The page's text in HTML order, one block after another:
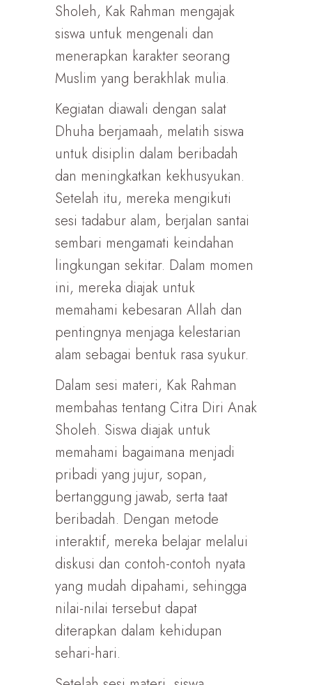
Sholeh, Kak Rahman mengajak
siswa untuk mengenali dan
menerapkan karakter seorang
Muslim yang berakhlak mulia.
Kegiatan diawali dengan salat
Dhuha berjamaah, melatih siswa
untuk disiplin dalam beribadah
dan meningkatkan kekhusyukan.
Setelah itu, mereka mengikuti
sesi tadabur alam, berjalan santai
sembari mengamati keindahan
lingkungan sekitar. Dalam momen
ini, mereka diajak untuk
memahami kebesaran Allah dan
pentingnya menjaga kelestarian
alam sebagai bentuk rasa syukur.
Dalam sesi materi, Kak Rahman
membahas tentang Citra Diri Anak
Sholeh. Siswa diajak untuk
memahami bagaimana menjadi
pribadi yang jujur, sopan,
bertanggung jawab, serta taat
beribadah. Dengan metode
interaktif, mereka belajar melalui
diskusi dan contoh-contoh nyata
yang mudah dipahami, sehingga
nilai-nilai tersebut dapat
diterapkan dalam kehidupan
sehari-hari.